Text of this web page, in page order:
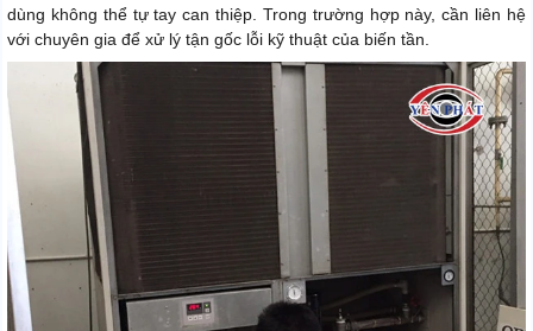
dùng không thể tự tay can thiệp. Trong trường hợp này, cần liên hệ
với chuyên gia để xử lý tận gốc lỗi kỹ thuật của biến tần.